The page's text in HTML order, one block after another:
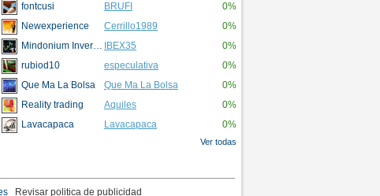
fontcusi BRUFI 0%
Newexperience Cerrillo1989 0%
Mindonium Inversions IBEX35 0%
rubiod10 especulativa 0%
Que Ma La Bolsa Que Ma La Bolsa 0%
Reality trading Aquiles 0%
Lavacapaca Lavacapaca 0%
Ver todas
Revisar politica de publicidad